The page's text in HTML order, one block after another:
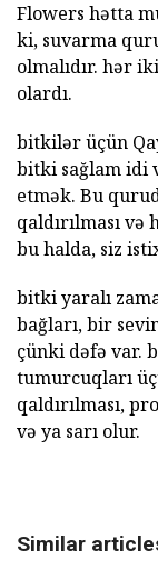
Flowers hətta
ki, suvarma
olmalıdır. hər
olardı.
bitkilər üçün
bitki sağlam idi
etmək. Bu
qaldırılması
bu halda, siz
bitki yaralı
bağları, bir
çünki dəfə var.
tumurcuqları
qaldırılması,
və ya sarı olur.
Similar